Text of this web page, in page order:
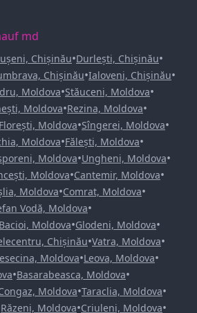
md
Chișinău•Durlești, Chișinău•
Chișinău•Ialoveni, Chișinău•
Moldova•Stăuceni, Moldova•
Moldova•Rezina, Moldova•
Florești, Moldova•Sîngerei, Moldova•
Moldova•Fălești, Moldova•
Moldova•Ungheni, Moldova•
Moldova•Cantemir, Moldova•
Moldova•Comrat, Moldova•
Vodă, Moldova•
Bacioi, Moldova•Glodeni, Moldova•
Chișinău•Vatra, Moldova•
Moldova•Leova, Moldova•
•Basarabeasca, Moldova•
Moldova•Taraclia, Moldova•
Răzeni, Moldova•Criuleni, Moldova•